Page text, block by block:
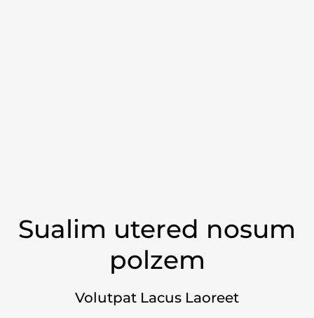
Sualim utered nosum
polzem
Volutpat Lacus Laoreet